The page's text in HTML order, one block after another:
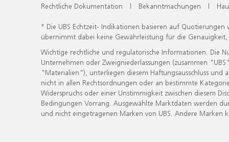
Rechtliche Dokumentation | Bekanntmachungen |
* Die UBS Echtzeit- Indikationen basieren auf
übernimmt dabei keine Gewährleistung für die
Wichtige rechtliche und regulatorische Informationen. Die
Unternehmen oder Zweigniederlassungen (zusammen
"Materialien"), unterliegen diesem Haftungsausschluss
nicht in allen Rechtsordnungen oder an bestimmte
Widerspruchs oder einer Unstimmigkeit zwischen diesem
Bedingungen Vorrang. Ausgewählte Marktdaten werden
und nicht eingetragenen Marken von UBS. Andere Marken